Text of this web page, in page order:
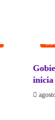
inicia